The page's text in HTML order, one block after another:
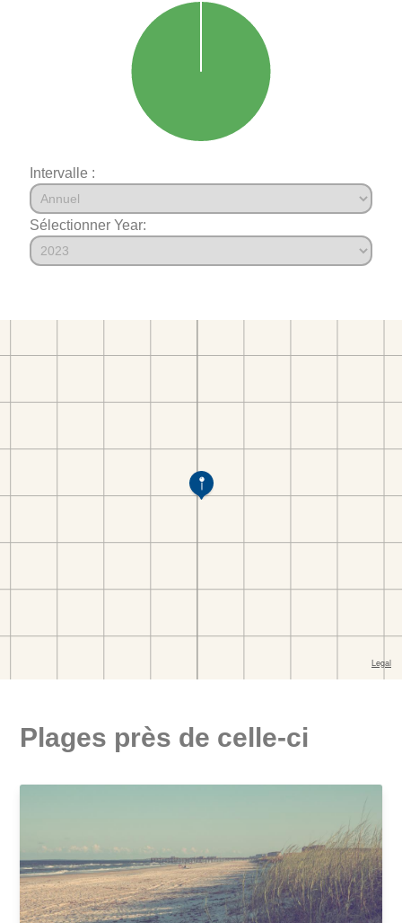
Intervalle :
Sélectionner Year:
Plages près de celle-ci